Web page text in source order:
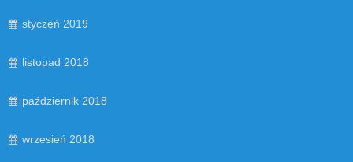
styczeń 2019
listopad 2018
październik 2018
wrzesień 2018